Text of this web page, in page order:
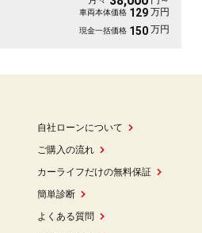
ナビ＆DVD再生可能💎✨
車両本体価格 129 万円
現金一括価格 150 万円
自社ローンについて
ご購入の流れ
カーライフだけの無料保証
簡単診断
よくある質問